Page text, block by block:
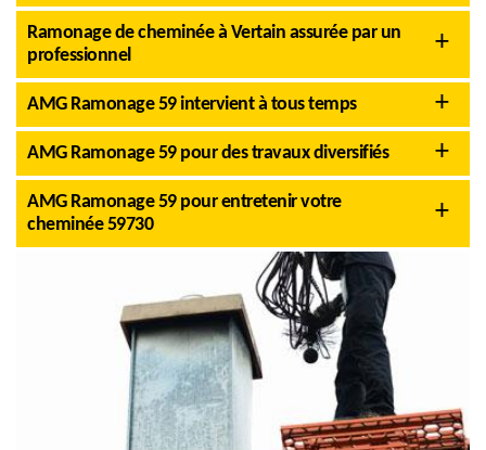
Ramonage de cheminée à Vertain assurée par un
professionnel
AMG Ramonage 59 intervient à tous temps
AMG Ramonage 59 pour des travaux diversifiés
AMG Ramonage 59 pour entretenir votre
cheminée 59730